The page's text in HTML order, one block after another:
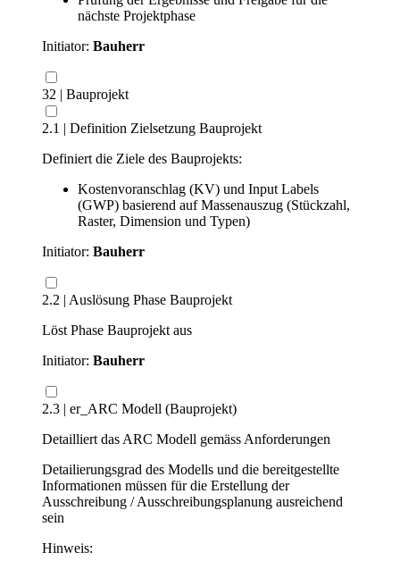
nächste Projektphase
Initiator: Bauherr
32 | Bauprojekt
2.1 | Definition Zielsetzung Bauprojekt
Definiert die Ziele des Bauprojekts:
Kostenvoranschlag (KV) und Input Labels
(GWP) basierend auf Massenauszug (Stückzahl,
Raster, Dimension und Typen)
Initiator: Bauherr
2.2 | Auslösung Phase Bauprojekt
Löst Phase Bauprojekt aus
Initiator: Bauherr
2.3 | er_ARC Modell (Bauprojekt)
Detailliert das ARC Modell gemäss Anforderungen
Detailierungsgrad des Modells und die bereitgestellte
Informationen müssen für die Erstellung der
Ausschreibung / Ausschreibungsplanung ausreichend
sein
Hinweis: